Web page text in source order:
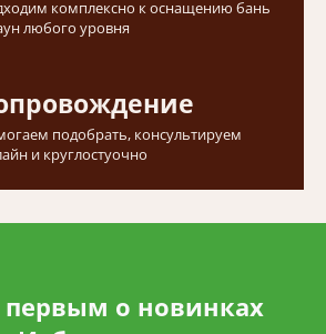
комплексно к оснащению бань
любого уровня
подобрать, консультируем
и круглостуочно
первым о новинках